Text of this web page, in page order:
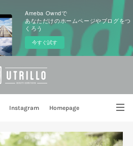
Ameba Owndで
あなただけのホームページやブログをつ
くろう
今すぐ試す
Instagram Homepage
姉妹店 PORTE BLEUE